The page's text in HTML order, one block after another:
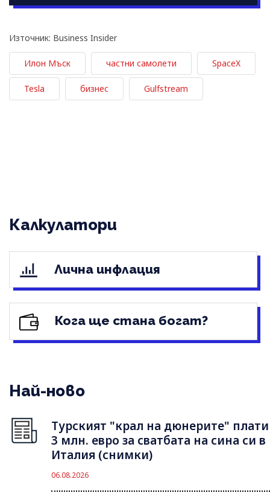
Източник: Business Insider
Илон Мъск частни самолети SpaceX
Tesla бизнес Gulfstream
Калкулатори
Лична инфлация
Кога ще стана богат?
Най-ново
Турският "крал на дюнерите" плати
3 млн. евро за сватбата на сина си в
Италия (снимки)
06.08.2026